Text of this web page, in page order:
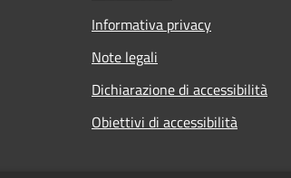
Informativa privacy
Note legali
Dichiarazione di accessibilità
Obiettivi di accessibilità